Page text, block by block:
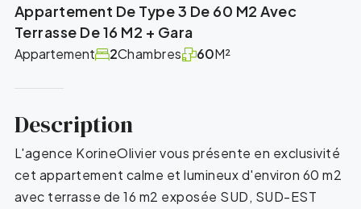
Appartement De Type 3 De 60 M2 Avec
Terrasse De 16 M2 + Gara
Appartement Chambres
2 M²
60
Description
L'agence KorineOlivier vous présente en exclusivité
cet appartement calme et lumineux d'environ 60 m2
avec terrasse de 16 m2 exposée SUD, SUD-EST